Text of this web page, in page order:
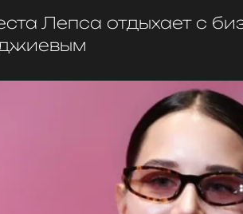
Лепса отдыхает с